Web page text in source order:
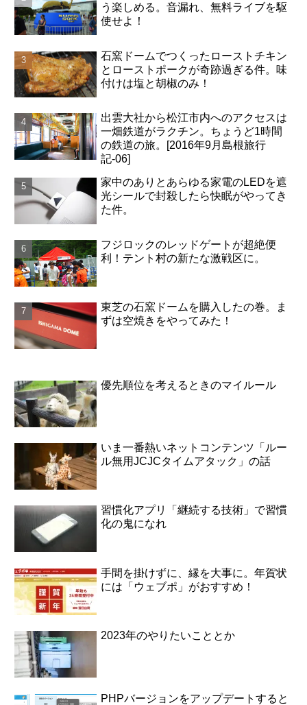
う楽しめる。音漏れ、無料ライブを駆
使せよ！
石窯ドームでつくったローストチキン
とローストポークが奇跡過ぎる件。味
付けは塩と胡椒のみ！
出雲大社から松江市内へのアクセスは
一畑鉄道がラクチン。ちょうど1時間
の鉄道の旅。[2016年9月島根旅行
記-06]
家中のありとあらゆる家電のLEDを遮
光シールで封殺したら快眠がやってき
た件。
フジロックのレッドゲートが超絶便
利！テント村の新たな激戦区に。
東芝の石窯ドームを購入したの巻。ま
ずは空焼きをやってみた！
優先順位を考えるときのマイルール
いま一番熱いネットコンテンツ「ルー
ル無用JCJCタイムアタック」の話
習慣化アプリ「継続する技術」で習慣
化の鬼になれ
手間を掛けずに、縁を大事に。年賀状
には「ウェブポ」がおすすめ！
2023年のやりたいこととか
PHPバージョンをアップデートすると